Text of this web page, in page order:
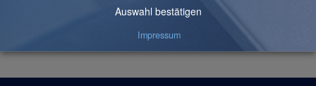
Anschließend können die Bilder und Stammdaten